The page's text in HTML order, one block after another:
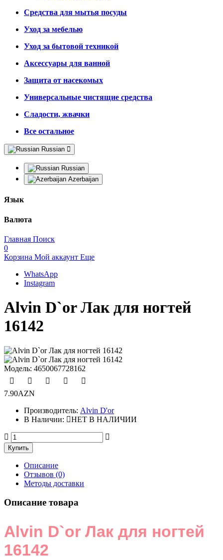
Средства для мытья посуды
Уход за мебелью
Уход за бытовой техникой
Аксессуары для ванной
Защита от насекомых
Универсальные чистящие средства
Сладости, жвачки
Все остальное
Russian
Russian
Azerbaijan
Язык
Валюта
Главная Поиск
0
Корзина Мой аккаунт Еще
WhatsApp
Instagram
Alvin D`or Лак для ногтей
16142
Модель: 4650067728162
7.90AZN
Производитель: Alvin D'or
В Наличии:
НЕТ В НАЛИЧИИ
Описание
Отзывов (0)
Методы доставки
Описание товара
Alvin D`or Лак для ногтей
16142